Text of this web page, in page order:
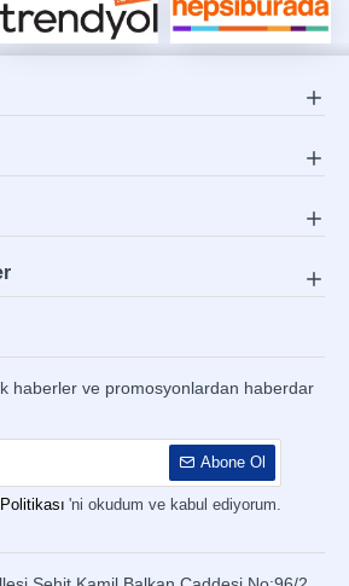
haberler ve promosyonlardan haberdar
Abone Ol
'ni okudum ve kabul ediyorum.